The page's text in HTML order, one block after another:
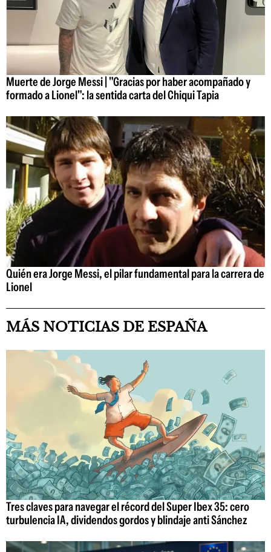
Muerte de Jorge Messi | "Gracias por haber acompañado y
formado a Lionel": la sentida carta del Chiqui Tapia
Quién era Jorge Messi, el pilar fundamental para la carrera de
Lionel
MÁS NOTICIAS DE ESPAÑA
Tres claves para navegar el récord del Super Ibex 35: cero
turbulencia IA, dividendos gordos y blindaje anti Sánchez